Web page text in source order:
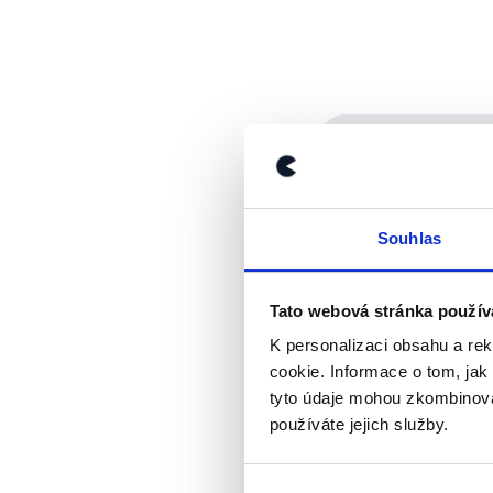
Souhlas
Tato webová stránka
K personalizaci obsahu a
cookie. Informace o tom,
tyto údaje mohou
používáte jejich služby.
sektoru“, kam
pošta nebo
Jak jsme výrok
Vláda Andreje
nejnovější